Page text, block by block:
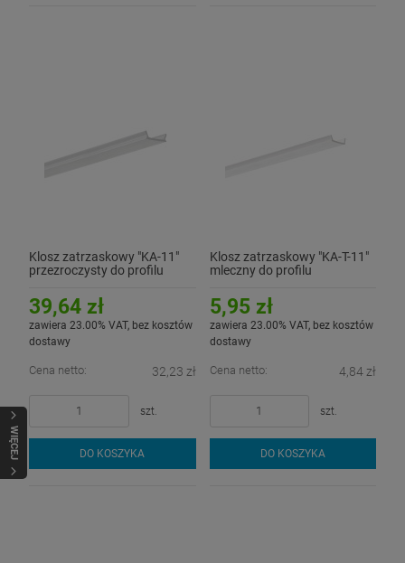
WIĘCEJ
Klosz zatrzaskowy "KA-11"
przezroczysty do profilu
39,64 zł
zawiera 23.00% VAT, bez kosztów
dostawy
Cena netto: 32,23 zł
szt.
DO KOSZYKA
Klosz zatrzaskowy "KA-T-11"
mleczny do profilu
5,95 zł
zawiera 23.00% VAT, bez kosztów
dostawy
Cena netto: 4,84 zł
szt.
DO KOSZYKA